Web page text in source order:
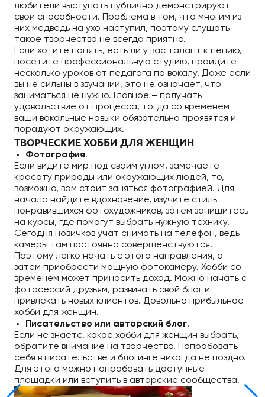
любители выступать публично демонстрируют
свои способности. Проблема в том, что многим из
них медведь на ухо наступил, поэтому слушать
такое творчество не всегда приятно.
Если хотите понять, есть ли у вас талант к пению,
посетите профессиональную студию, пройдите
несколько уроков от педагога по вокалу. Даже если
вы не сильны в звучании, это не означает, что
заниматься не нужно. Главное – получать
удовольствие от процесса, тогда со временем
ваши вокальные навыки обязательно проявятся и
порадуют окружающих.
ТВОРЧЕСКИЕ ХОББИ ДЛЯ ЖЕНЩИН
Фотография.
Если видите мир под своим углом, замечаете
красоту природы или окружающих людей, то,
возможно, вам стоит заняться фотографией. Для
начала найдите вдохновение, изучите стиль
понравившихся фотохудожников, затем запишитесь
на курсы, где помогут выбрать нужную технику.
Сегодня новичков учат снимать на телефон, ведь
камеры там постоянно совершенствуются.
Поэтому легко начать с этого направления, а
затем приобрести мощную фотокамеру. Хобби со
временем может приносить доход. Можно начать с
фотосессий друзьям, развивать свой блог и
привлекать новых клиентов. Довольно прибыльное
хобби для женщин.
Писательство или авторский блог.
Если не знаете, какое хобби для женщин выбрать,
обратите внимание на творчество. Попробовать
себя в писательстве и блогинге никогда не поздно.
Для этого можно попробовать доступные
площадки или вступить в авторские сообщества.